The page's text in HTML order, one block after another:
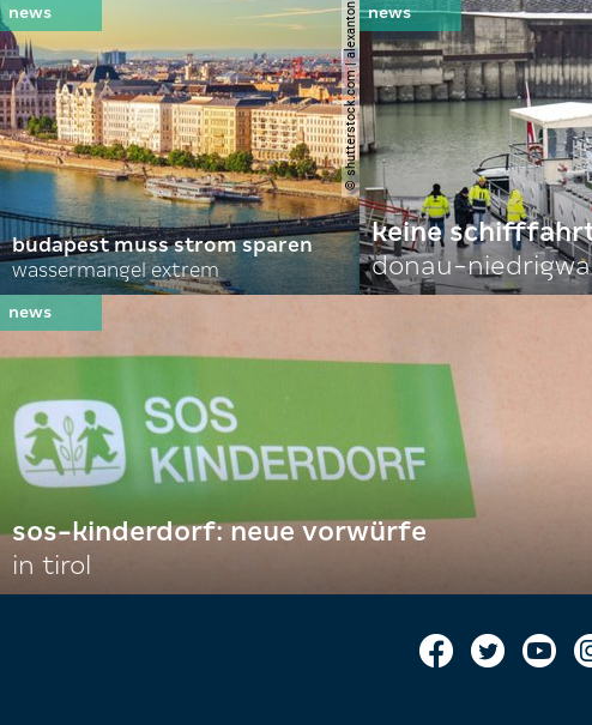
© shutterstock.com | alexanton
budapest muss strom sparen
wassermangel extrem
keine
donau-
sos-kinderdorf: neue vorwürfe
in tirol